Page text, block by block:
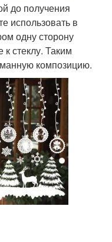
до получения
использовать в
одну сторону
стеклу. Таким
композицию.